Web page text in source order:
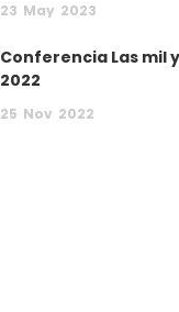
23 May 2023
Conferencia Las mil
2022
25 Nov 2022